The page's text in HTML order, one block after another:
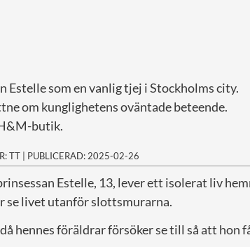
Estelle som en vanlig tjej i Stockholms city.
om kunglighetens oväntade beteende.
butik.
TT | PUBLICERAD: 2025-02-26
Estelle, 13, lever ett isolerat liv
se livet utanför slottsmurarna.
hennes föräldrar försöker se till så att hon